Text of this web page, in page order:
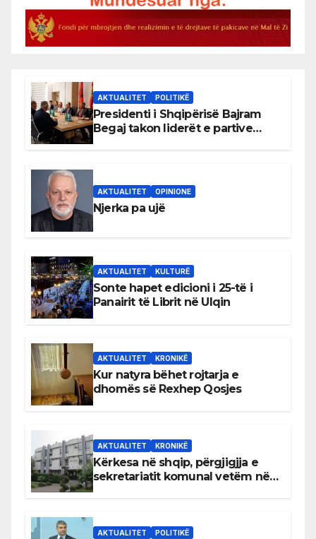
AKTUALITET POLITIKË
Presidenti i Shqipërisë Bajram
Begaj takon liderët e partive
AKTUALITET OPINIONE
Njerka pa ujë
AKTUALITET KULTURË
Sonte hapet edicioni i 25-të i
Panairit të Librit në Ulqin
AKTUALITET KRONIKË
Kur natyra bëhet rojtarja e
dhomës së Rexhep Qosjes
AKTUALITET KRONIKË
Kërkesa në shqip, përgjigjja e
sekretariatit komunal vetëm në
AKTUALITET POLITIKË